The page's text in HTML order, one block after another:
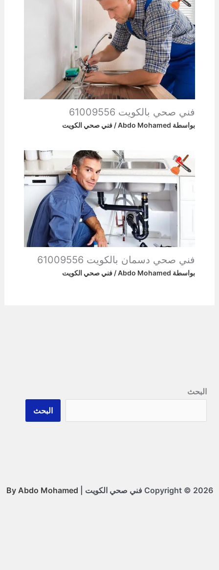
فني صحي بالكويت 61009556
بواسطة Abdo Mohamed
/ فني صحي الكويت
فني صحي دسمان بالكويت 61009556
بواسطة Abdo Mohamed
/ فني صحي الكويت
البحث
البحث
Copyright © 2026 فني صحي الكويت | By Abdo Mohamed